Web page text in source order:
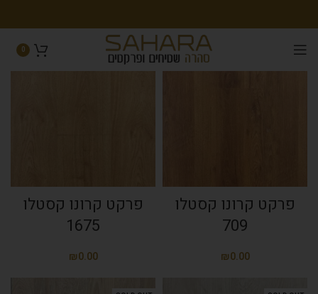
0
פרקט קרונו קסטלו
709
₪
SOLD OUT
פרקט קרונו קסטלו
1675
₪